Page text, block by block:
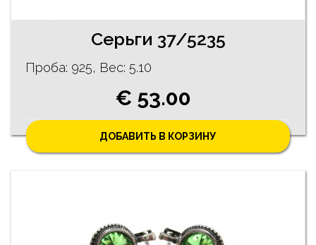
Ceрьги 37/5235
Проба: 925, Bес: 5.10
€ 53.00
ДОБАВИТЬ В КОРЗИНУ